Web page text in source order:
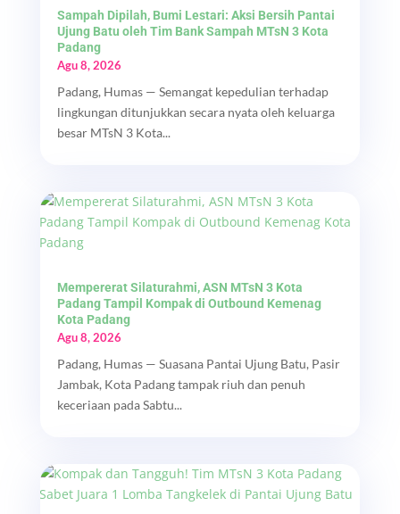
Sampah Dipilah, Bumi Lestari: Aksi Bersih Pantai
Ujung Batu oleh Tim Bank Sampah MTsN 3 Kota
Padang
Agu 8, 2026
Padang, Humas — Semangat kepedulian terhadap
lingkungan ditunjukkan secara nyata oleh keluarga
besar MTsN 3 Kota...
Mempererat Silaturahmi, ASN MTsN 3 Kota
Padang Tampil Kompak di Outbound Kemenag
Kota Padang
Agu 8, 2026
Padang, Humas — Suasana Pantai Ujung Batu, Pasir
Jambak, Kota Padang tampak riuh dan penuh
keceriaan pada Sabtu...